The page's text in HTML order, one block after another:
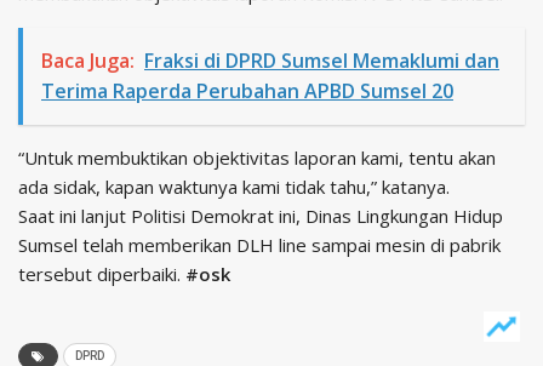
Baca Juga: Fraksi di DPRD Sumsel Memaklumi dan
Terima Raperda Perubahan APBD Sumsel 20
“Untuk membuktikan objektivitas laporan kami, tentu akan
ada sidak, kapan waktunya kami tidak tahu,” katanya.
Saat ini lanjut Politisi Demokrat ini, Dinas Lingkungan Hidup
Sumsel telah memberikan DLH line sampai mesin di pabrik
tersebut diperbaiki. #osk
DPRD